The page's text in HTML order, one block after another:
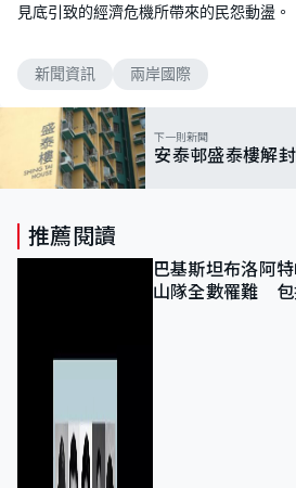
見底引致的經濟危機所帶來的民怨動盪。
新聞資訊 兩岸國際
下一則新聞
安泰邨盛泰樓解
推薦閱讀
巴基斯坦布洛阿
山隊全數罹難 包